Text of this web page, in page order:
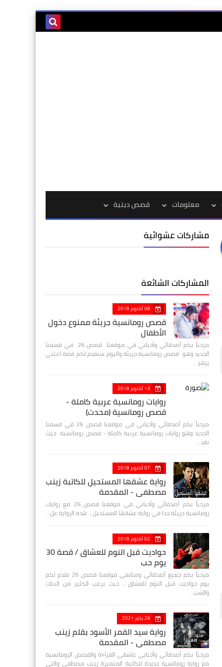
معلومات قصص دينية
مشاركات عشوائية
المشاركات الشائعة
08 أكتوبر 2018
قصص رومانسية جريئة ممنوع دخول
الأطفال
مرحباً بكم أصدقائي وأحبابي في موقعنا قصص 26 في قسمنا
الجديد وهو قصص رومانسية جريئة واليوم سنقدم لكم قصة اعتني
بزهر…
13 أكتوبر 2018
روايات رومانسية عربية كاملة -
قصص رومانسية (محدث)
مرحباً بكم أصدقائي وأحبابي في موقعنا قصص 26 في قسمنا
الجديد وهو روايات رومانسية عربية كاملة - قصص رومانسية حيث
نقد…
07 أكتوبر 2018
رواية عشقها المستحيل للكاتبة زينب
مصطفي - المقدمة
مرحباً بكم أصدقائي وأحبابي في موقعنا قصص 26 مع روايات
رومانسية جريئة جدا في رواية عشقها المستحيل ، هذه الرواية عل…
02 أكتوبر 2018
حواديت قبل النوم للعشاق / قصة 30
يوم حب
مرحباً بكم جميع أصدقائي ومتابعي موقعنا قصص 26 نقدم لكم
يوم حواديت قبل النوم للعشاق ، حيث يرغب الكثير من البنات
والشب…
29 يناير 2021
رواية سيد القمر الأسود بقلم زينب
مصطفي - المقدمة
مرحباً بكم أصدقائي وأحبابي عاشقي القراءة والقصص الرومانسية
مع رواية رومانسية جديدة للكاتبة المتميزة زينب مصطفى والتي